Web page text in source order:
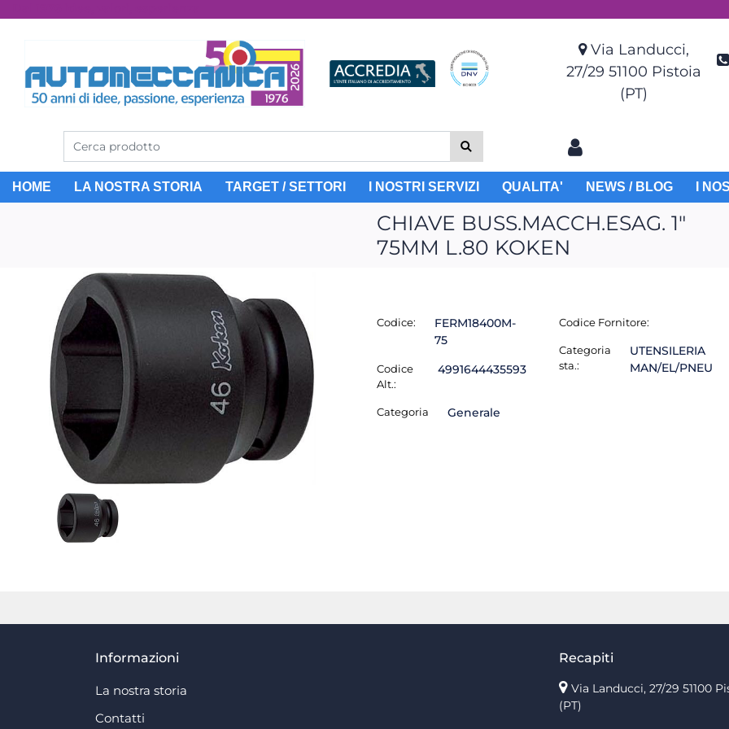
Via Landucci,
27/29 51100 Pistoia
(PT)
HOME LA NOSTRA STORIA TARGET / SETTORI I NOSTRI SERVIZI QUALITA' NEWS / BLOG I
CHIAVE BUSS.MACCH.ESAG. 1"
75MM L.80 KOKEN
Codice:
FERM18400M-
75
Codice
Alt.:
4991644435593
Categoria Generale
Codice Fornitore:
Categoria
sta.:
UTENSILERIA
MAN/EL/PNEU
Informazioni
La nostra storia
Contatti
Recapiti
Via Landucci, 27/29 51100
(PT)